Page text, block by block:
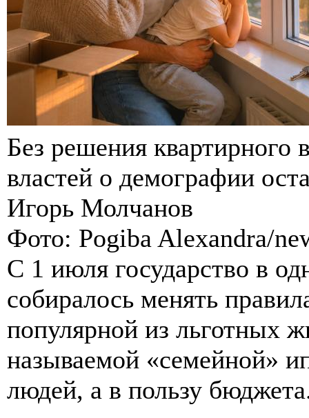
Без решения квартирного
властей о демографии
Игорь Молчанов
Фото: Pogiba Alexandra/
С 1 июля государство в
собиралось менять
популярной из
называемой «семейной»
людей, а в пользу